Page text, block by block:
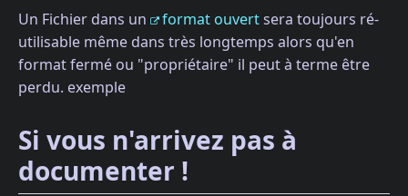
Un Fichier dans un format ouvertsera toujours ré-
utilisable même dans très longtemps alors qu'en
format fermé ou "propriétaire" il peut à terme être
perdu. exemple
Si vous n'arrivez pas à
documenter !